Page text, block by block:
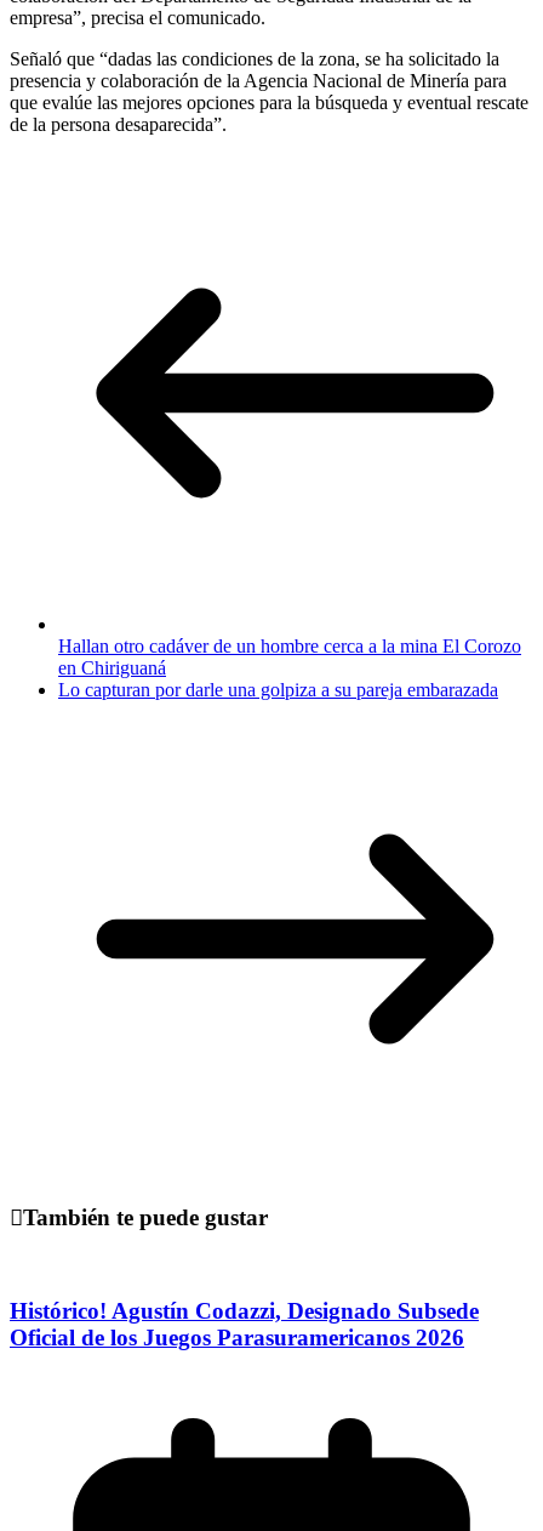
empresa”, precisa el comunicado.
Señaló que “dadas las condiciones de la zona, se ha solicitado la
presencia y colaboración de la Agencia Nacional de Minería para
que evalúe las mejores opciones para la búsqueda y eventual rescate
de la persona desaparecida”.
Hallan otro cadáver de un hombre cerca a la mina El Corozo
en Chiriguaná
Lo capturan por darle una golpiza a su pareja embarazada
También te puede gustar
Histórico! Agustín Codazzi, Designado Subsede
Oficial de los Juegos Parasuramericanos 2026